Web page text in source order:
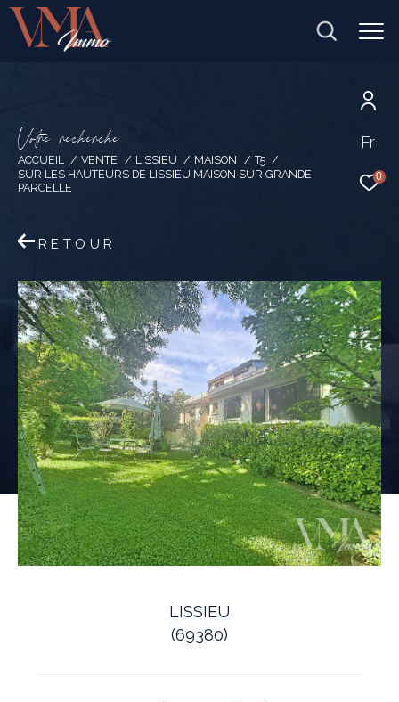
Fr
0
Votre recherche
ACCUEIL VENTE LISSIEU MAISON
T5
SUR LES HAUTEURS DE LISSIEU MAISON SUR GRANDE
PARCELLE
RETOUR
LISSIEU
(69380)